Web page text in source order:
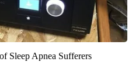
Sleep Apnea Sufferers